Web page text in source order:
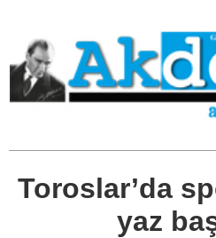
Toroslar’da
yaz